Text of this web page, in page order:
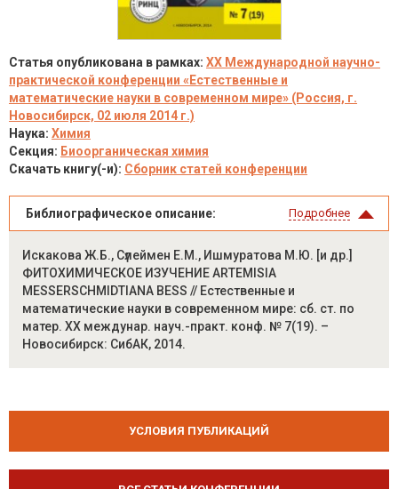
Статья опубликована в рамках: XX Международной научно-
практической конференции «Естественные и
математические науки в современном мире» (Россия, г.
Новосибирск, 02 июля 2014 г.)
Наука: Химия
Секция: Биоорганическая химия
Скачать книгу(-и): Сборник статей конференции
Библиографическое описание: Подробнее
Искакова Ж.Б., Cүлеймен Е.М., Ишмуратова М.Ю. [и др.]
ФИТОХИМИЧЕСКОЕ ИЗУЧЕНИЕ ARTEMISIA
MESSERSCHMIDTIANA BESS // Естественные и
математические науки в современном мире: сб. ст. по
матер. XX междунар. науч.-практ. конф. № 7(19). –
Новосибирск: СибАК, 2014.
УСЛОВИЯ ПУБЛИКАЦИЙ